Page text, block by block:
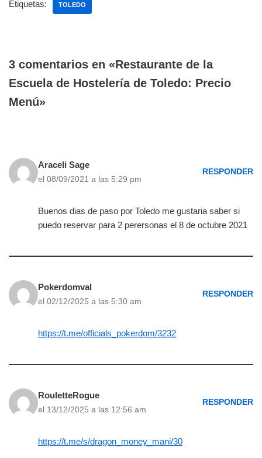
Etiquetas: TOLEDO
3 comentarios en «Restaurante de la
Escuela de Hostelería de Toledo: Precio
Menú»
Araceli Sage
el 08/09/2021 a las 5:29 pm
RESPONDER
Buenos dias de paso por Toledo me gustaria saber si
puedo reservar para 2 perersonas el 8 de octubre 2021
Pokerdomval
el 02/12/2025 a las 5:30 am
RESPONDER
https://t.me/officials_pokerdom/3232
RouletteRogue
el 13/12/2025 a las 12:56 am
RESPONDER
https://t.me/s/dragon_money_mani/30